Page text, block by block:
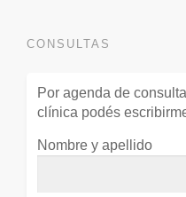
CONSULTAS
Por agenda de
clínica podés
Nombre y apellido